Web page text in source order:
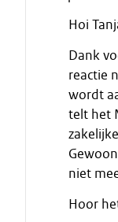
e
i
e
c
i
t
a
a
t
Hoi
Dank
reactie
wordt
telt het
niet
Hoor